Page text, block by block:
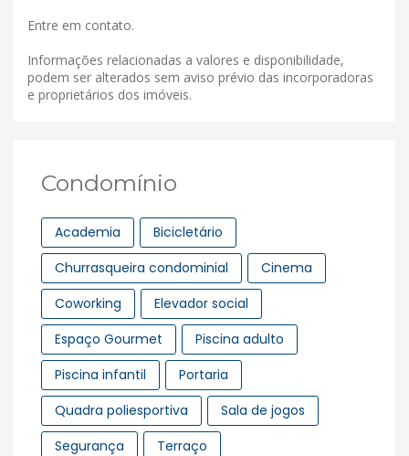
Entre em contato.
Informações relacionadas a valores e disponibilidade,
podem ser alterados sem aviso prévio das incorporadoras
e proprietários dos imóveis.
Condomínio
Academia
Bicicletário
Churrasqueira condominial
Cinema
Coworking
Elevador social
Espaço Gourmet
Piscina adulto
Piscina infantil
Portaria
Quadra poliesportiva
Sala de jogos
Segurança
Terraço